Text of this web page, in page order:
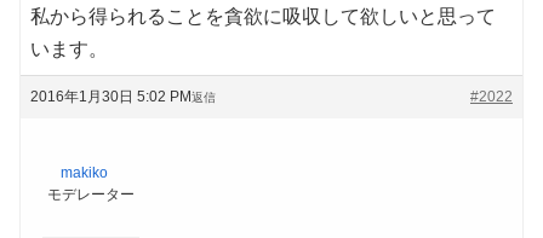
私から得られることを貪欲に吸収して欲しいと思って
います。
2016年1月30日 5:02 PM #2022
返信
makiko
モデレーター